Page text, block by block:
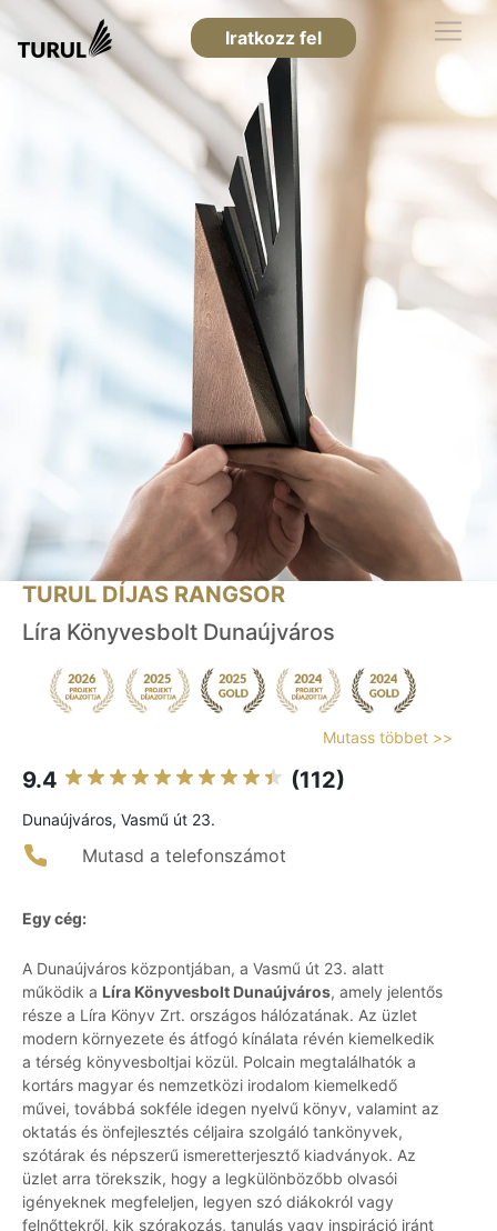
Iratkozz fel
TURUL DÍJAS RANGSOR
Líra Könyvesbolt Dunaújváros
Mutass többet >>
9.4 (112)
Dunaújváros, Vasmű út 23.
Mutasd a telefonszámot
Egy cég:
A Dunaújváros központjában, a Vasmű út 23. alatt
működik a Líra Könyvesbolt Dunaújváros, amely jelentős
része a Líra Könyv Zrt. országos hálózatának. Az üzlet
modern környezete és átfogó kínálata révén kiemelkedik
a térség könyvesboltjai közül. Polcain megtalálhatók a
kortárs magyar és nemzetközi irodalom kiemelkedő
művei, továbbá sokféle idegen nyelvű könyv, valamint az
oktatás és önfejlesztés céljaira szolgáló tankönyvek,
szótárak és népszerű ismeretterjesztő kiadványok. Az
üzlet arra törekszik, hogy a legkülönbözőbb olvasói
igényeknek megfeleljen, legyen szó diákokról vagy
felnőttekről, kik szórakozás, tanulás vagy inspiráció iránt